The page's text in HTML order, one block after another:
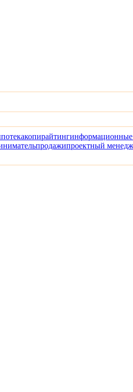
копирайтингинформационные
продажипроектный